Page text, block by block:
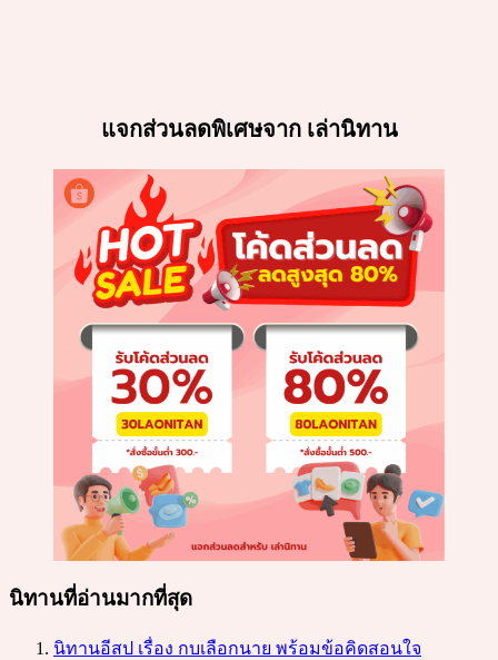
แจกส่วนลดพิเศษจาก เล่านิทาน
นิทานที่อ่านมากที่สุด
นิทานอีสป เรื่อง กบเลือกนาย พร้อมข้อคิดสอนใจ